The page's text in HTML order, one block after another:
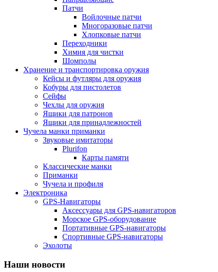
Патчи
Войлочные патчи
Многоразовые патчи
Хлопковые патчи
Переходники
Химия для чистки
Шомполы
Хранение и транспортировка оружия
Кейсы и футляры для оружия
Кобуры для пистолетов
Сейфы
Чехлы для оружия
Ящики для патронов
Ящики для принадлежностей
Чучела манки приманки
Звуковые имитаторы
Plurifon
Карты памяти
Классические манки
Приманки
Чучела и профиля
Электроника
GPS-Навигаторы
Аксессуары для GPS-навигаторов
Морское GPS-оборудование
Портативные GPS-навигаторы
Спортивные GPS-навигаторы
Эхолоты
Наши новости